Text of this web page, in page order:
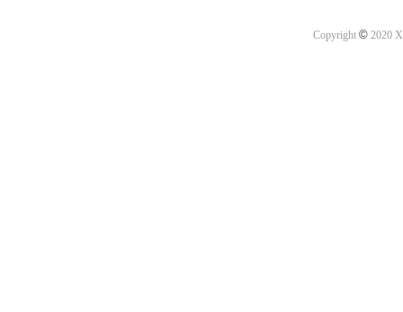
Copyright ©2020